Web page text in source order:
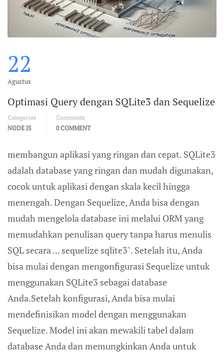
22
Agustus
Optimasi Query dengan SQLite3 dan Sequelize
Categories
NODE JS
Comments
0 COMMENT
membangun aplikasi yang ringan dan cepat. SQLite3
adalah database yang ringan dan mudah digunakan,
cocok untuk aplikasi dengan skala kecil hingga
menengah. Dengan Sequelize, Anda bisa dengan
mudah mengelola database ini melalui ORM yang
memudahkan penulisan query tanpa harus menulis
SQL secara ... sequelize sqlite3`. Setelah itu, Anda
bisa mulai dengan mengonfigurasi Sequelize untuk
menggunakan SQLite3 sebagai database
Anda.Setelah konfigurasi, Anda bisa mulai
mendefinisikan model dengan menggunakan
Sequelize. Model ini akan mewakili tabel dalam
database Anda dan memungkinkan Anda untuk